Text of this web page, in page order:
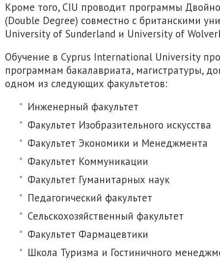
Кроме того, CIU проводит программы
(Double Degree) совместно с британскими
University of Sunderland и University of
Обучение в Cyprus International University
программам бакалавриата, магистратуры,
одном из следующих факультетов:
Инженерный факультет
Факультет Изобразительного искусства
Факультет Экономики и Менеджмента
Факультет Коммуникации
Факультет Гуманитарных наук
Педагогический факультет
Сельскохозяйственный факультет
Факультет Фармацевтики
Школа Туризма и Гостиничного